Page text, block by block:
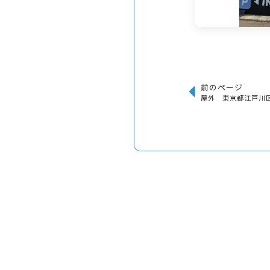
前のページ
屋外 東京都江戸川